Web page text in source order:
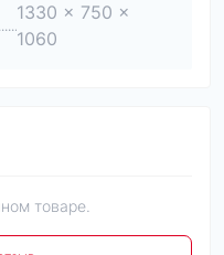
1330 x 750 x
1060
товаре.